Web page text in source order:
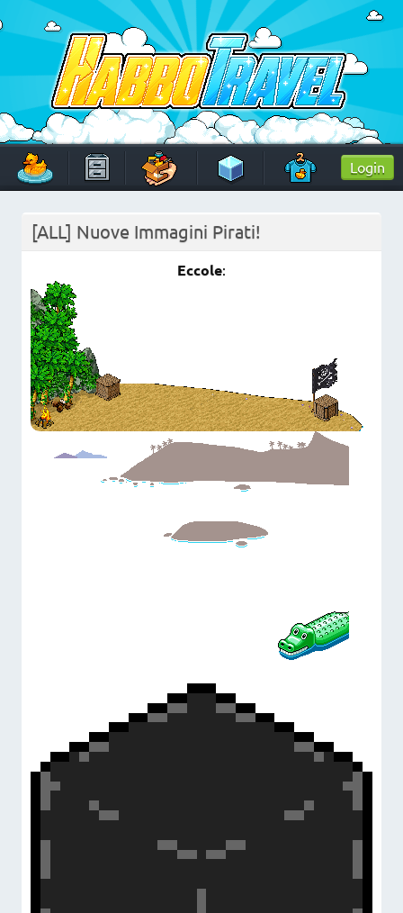
to
content
HabboTravel
Un viaggio di pixel!
Login
[ALL] Nuove Immagini Pirati!
Eccole: